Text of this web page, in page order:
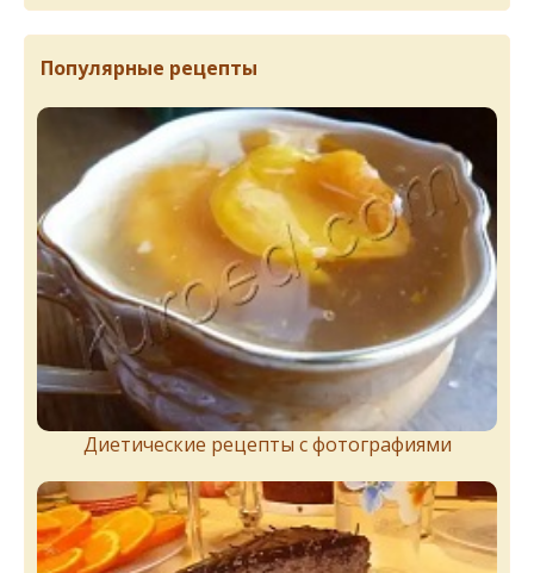
Популярные рецепты
Диетические рецепты с фотографиями